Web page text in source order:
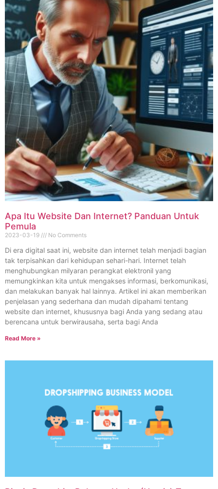
Apa Itu Website Dan Internet? Panduan Untuk
Pemula
2023-03-19 No Comments
Di era digital saat ini, website dan internet telah menjadi bagian
tak terpisahkan dari kehidupan sehari-hari. Internet telah
menghubungkan milyaran perangkat elektronil yang
memungkinkan kita untuk mengakses informasi, berkomunikasi,
dan melakukan banyak hal lainnya. Artikel ini akan memberikan
penjelasan yang sederhana dan mudah dipahami tentang
website dan internet, khususnya bagi Anda yang sedang atau
berencana untuk berwirausaha, serta bagi Anda
Read More »